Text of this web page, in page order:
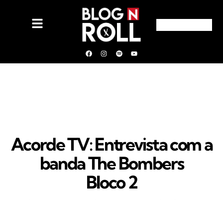
Acorde TV: Entrevista com a
banda The Bombers
Bloco 2